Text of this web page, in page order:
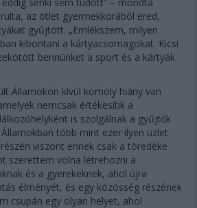
az ötlet gyermekkorából ered,
gyűjtött. „Emlékszem, milyen
kibontani a kártyacsomagokat. Kicsi
bennünket a sport és a kártyák
Államokon kívül komoly hiány van
nemcsak értékesítik a
is szolgálnak a gyűjtők
Államokban több mint ezer ilyen üzlet
viszont ennek csak a töredéke
szerettem volna létrehozni a
és a gyerekeknek, ahol újra
élményét, és egy közösség részének
csupán egy olyan helyet, ahol